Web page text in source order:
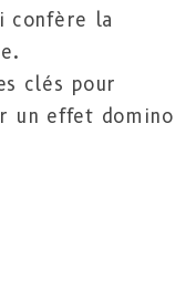
confère la
clés pour
un effet domino